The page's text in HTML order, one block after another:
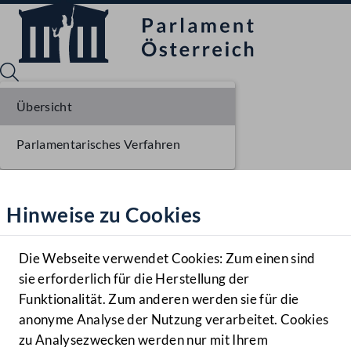
Hilfe
Benutzer
Navigationsmenü öffnen
MENÜ
Hinweise zu Cookies
Die Webseite verwendet Cookies: Zum einen sind
sie erforderlich für die Herstellung der
Funktionalität. Zum anderen werden sie für die
anonyme Analyse der Nutzung verarbeitet. Cookies
zu Analysezwecken werden nur mit Ihrem
Übersicht
Parlamentarisches Verfahren